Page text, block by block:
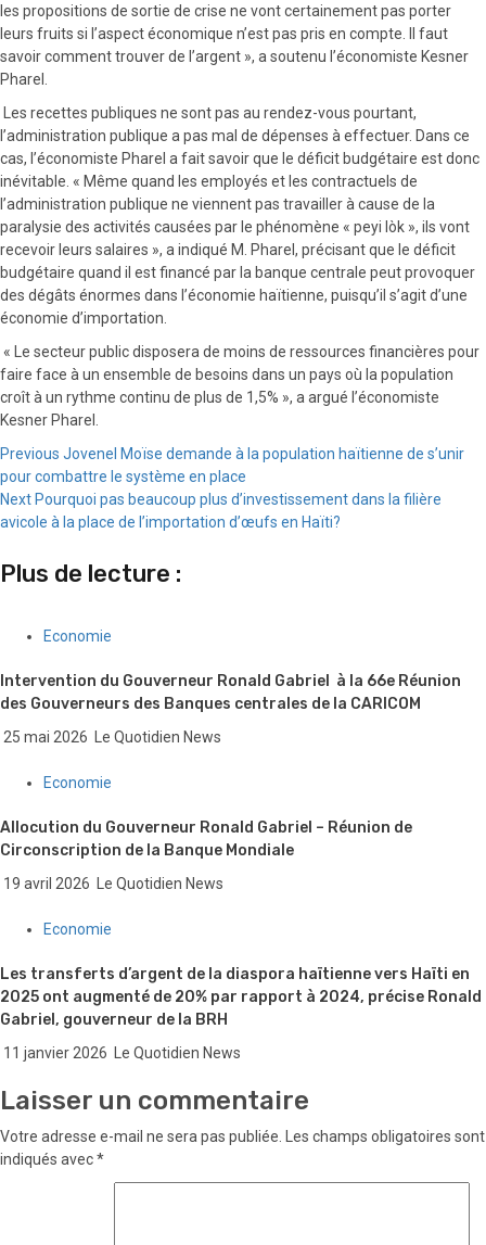
les propositions de sortie de crise ne vont certainement pas porter
leurs fruits si l’aspect économique n’est pas pris en compte. Il faut
savoir comment trouver de l’argent », a soutenu l’économiste Kesner
Pharel.
Les recettes publiques ne sont pas au rendez-vous pourtant,
l’administration publique a pas mal de dépenses à effectuer. Dans ce
cas, l’économiste Pharel a fait savoir que le déficit budgétaire est donc
inévitable. « Même quand les employés et les contractuels de
l’administration publique ne viennent pas travailler à cause de la
paralysie des activités causées par le phénomène « peyi lòk », ils vont
recevoir leurs salaires », a indiqué M. Pharel, précisant que le déficit
budgétaire quand il est financé par la banque centrale peut provoquer
des dégâts énormes dans l’économie haïtienne, puisqu’il s’agit d’une
économie d’importation.
« Le secteur public disposera de moins de ressources financières pour
faire face à un ensemble de besoins dans un pays où la population
croît à un rythme continu de plus de 1,5% », a argué l’économiste
Kesner Pharel.
Continue
Reading
Previous Jovenel Moïse demande à la population haïtienne de s’unir
pour combattre le système en place
Next Pourquoi pas beaucoup plus d’investissement dans la filière
avicole à la place de l’importation d’œufs en Haïti?
Plus de lecture :
Economie
Intervention du Gouverneur Ronald Gabriel à la 66e Réunion
des Gouverneurs des Banques centrales de la CARICOM
25 mai 2026 Le Quotidien News
Economie
Allocution du Gouverneur Ronald Gabriel – Réunion de
Circonscription de la Banque Mondiale
19 avril 2026 Le Quotidien News
Economie
Les transferts d’argent de la diaspora haïtienne vers Haïti en
2025 ont augmenté de 20% par rapport à 2024, précise Ronald
Gabriel, gouverneur de la BRH
11 janvier 2026 Le Quotidien News
Laisser un commentaire
Votre adresse e-mail ne sera pas publiée.
Les champs obligatoires sont
indiqués avec*